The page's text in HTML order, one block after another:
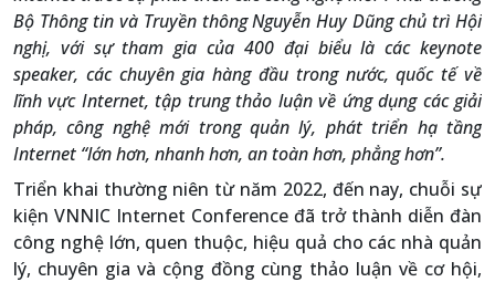
Bộ Thông tin và Truyền thông Nguyễn Huy Dũng chủ trì Hội
nghị, với sự tham gia của 400 đại biểu là các keynote
speaker, các chuyên gia hàng đầu trong nước, quốc tế về
lĩnh vực Internet, tập trung thảo luận về ứng dụng các giải
pháp, công nghệ mới trong quản lý, phát triển hạ tầng
Internet “lớn hơn, nhanh hơn, an toàn hơn, phẳng hơn”.
Triển khai thường niên từ năm 2022, đến nay, chuỗi sự
kiện VNNIC Internet Conference đã trở thành diễn đàn
công nghệ lớn, quen thuộc, hiệu quả cho các nhà quản
lý, chuyên gia và cộng đồng cùng thảo luận về cơ hội,